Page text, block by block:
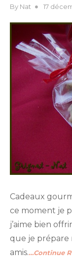
By Nat
Posted
17
Cadeaux
ce moment je
j’aime bien
que je prépare
amis.…Continue